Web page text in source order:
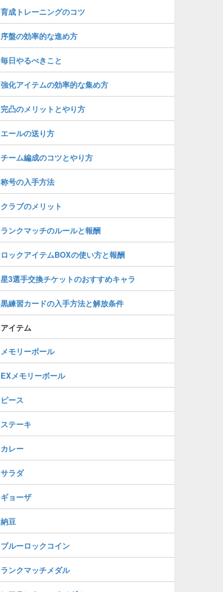
育成トレーニングのコツ
序盤の効率的な進め方
毎日やるべきこと
強化アイテムの効率的な集め方
完凸のメリットとやり方
エールの送り方
チーム編成のコツとやり方
称号の入手方法
クラブのメリット
ランクマッチのルールと報酬
ロックアイテムBOXの使い方と報酬
星3選手交換チケットのおすすめキャラ
黒練習カードの入手方法と解放条件
アイテム
メモリーボール
EXメモリーボール
ピース
ステーキ
カレー
サラダ
ギョーザ
納豆
ブルーロックコイン
ランクマッチメダル